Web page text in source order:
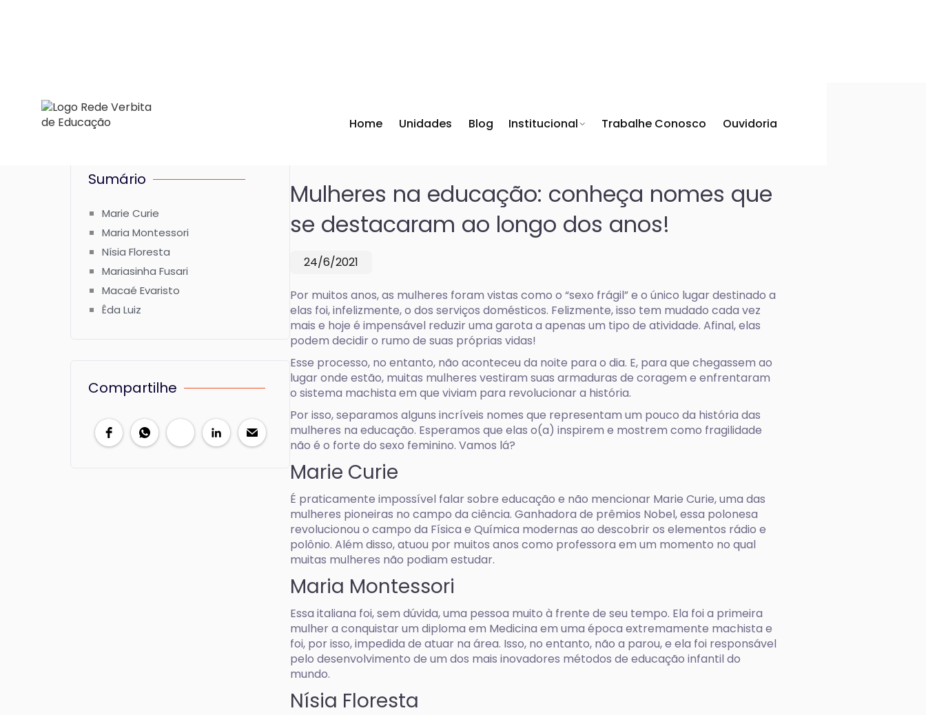
Home Unidades Blog Institucional Trabalhe Conosco Ouvidoria
Sumário
Marie Curie
Maria Montessori
Nísia Floresta
Mariasinha Fusari
Macaé Evaristo
Êda Luiz
Compartilhe
Mulheres na educação: conheça nomes que
se destacaram ao longo dos anos!
24/6/2021
Por muitos anos, as mulheres foram vistas como o “sexo frágil” e o único lugar destinado a
elas foi, infelizmente, o dos serviços domésticos. Felizmente, isso tem mudado cada vez
mais e hoje é impensável reduzir uma garota a apenas um tipo de atividade. Afinal, elas
podem decidir o rumo de suas próprias vidas!
Esse processo, no entanto, não aconteceu da noite para o dia. E, para que chegassem ao
lugar onde estão, muitas mulheres vestiram suas armaduras de coragem e enfrentaram
o sistema machista em que viviam para revolucionar a história.
Por isso, separamos alguns incríveis nomes que representam um pouco da história das
mulheres na educação. Esperamos que elas o(a) inspirem e mostrem como fragilidade
não é o forte do sexo feminino. Vamos lá?
Marie Curie
É praticamente impossível falar sobre educação e não mencionar Marie Curie, uma das
mulheres pioneiras no campo da ciência. Ganhadora de prêmios Nobel, essa polonesa
revolucionou o campo da Física e Química modernas ao descobrir os elementos rádio e
polônio. Além disso, atuou por muitos anos como professora em um momento no qual
muitas mulheres não podiam estudar.
Maria Montessori
Essa italiana foi, sem dúvida, uma pessoa muito à frente de seu tempo. Ela foi a primeira
mulher a conquistar um diploma em Medicina em uma época extremamente machista e
foi, por isso, impedida de atuar na área. Isso, no entanto, não a parou, e ela foi responsável
pelo desenvolvimento de um dos mais inovadores métodos de educação infantil do
mundo.
Nísia Floresta